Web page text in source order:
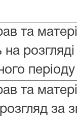
та
розгляді
періоду
та
за